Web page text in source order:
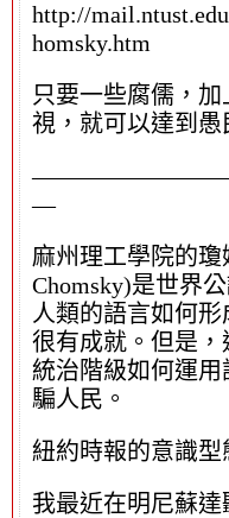
http://
homsky.htm
只要一些腐儒，
視，就可以達到愚
—
麻州理工學院的瓊
Chomsky)是世界
人類的語言如何
很有成就。但是，
統治階級如何運
騙人民。
紐約時報的意識型
我最近在明尼蘇